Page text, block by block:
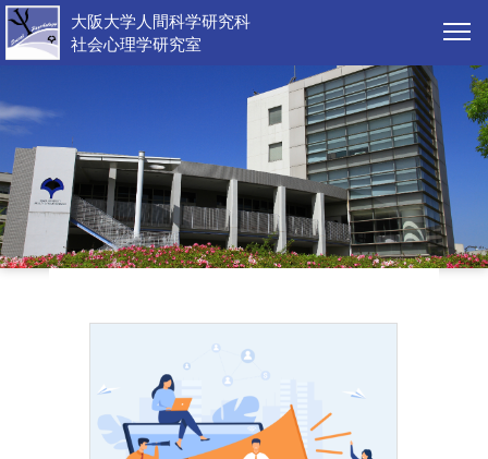
大阪大学人間科学研究科
社会心理学研究室